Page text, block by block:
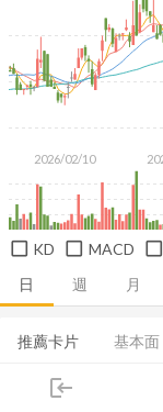
login
市場
日 週 月
2026/02/10
KD MACD
推薦卡片 基本面
損益表